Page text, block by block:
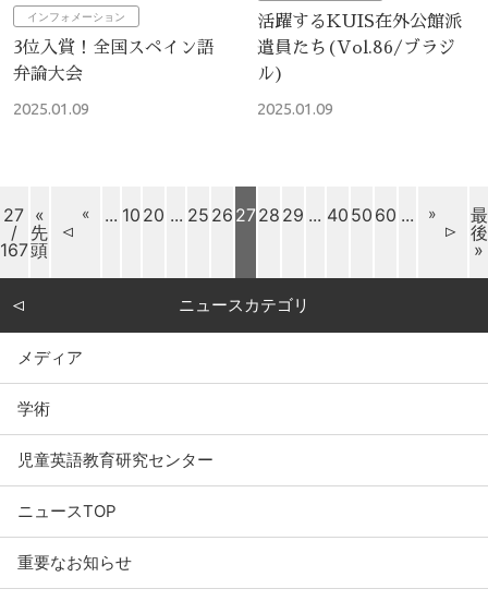
インフォメーション
3位入賞！全国スペイン語
弁論大会
2025.01.09
活躍するKUIS在外公館派
遣員たち(Vol.86/ブラジ
ル)
2025.01.09
27
/
167
«
先
頭
« ... 10 20 ... 25 26 2728 29 ... 40 50 60 ... »
最
後
»
ニュースカテゴリ
メディア
学術
児童英語教育研究センター
ニュースTOP
重要なお知らせ